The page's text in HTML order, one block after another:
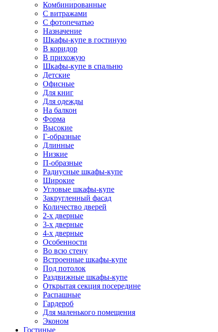
Комбинированные
С витражами
С фотопечатью
Назначение
Шкафы-купе в гостиную
В коридор
В прихожую
Шкафы-купе в спальню
Детские
Офисные
Для книг
Для одежды
На балкон
Форма
Высокие
Г-образные
Длинные
Низкие
П-образные
Радиусные шкафы-купе
Широкие
Угловые шкафы-купе
Закругленный фасад
Количество дверей
2-х дверные
3-х дверные
4-х дверные
Особенности
Во всю стену
Встроенные шкафы-купе
Под потолок
Раздвижные шкафы-купе
Открытая секция посередине
Распашные
Гардероб
Для маленького помещения
Эконом
Гостиные